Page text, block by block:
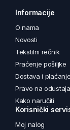
Informacije
O nama
Novosti
Tekstilni rečnik
Praćenje pošiljke
Dostava i plaćanje
Pravo na
Kako naručiti
Korisnički
Moj nalog